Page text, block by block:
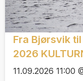
Fra Bjørsvik
2026
11.09.2026 11:00